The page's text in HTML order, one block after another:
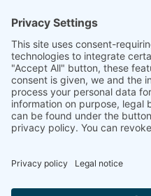
Téléchargements SHP
Sélectionnez votre langue
DE
EN
PL